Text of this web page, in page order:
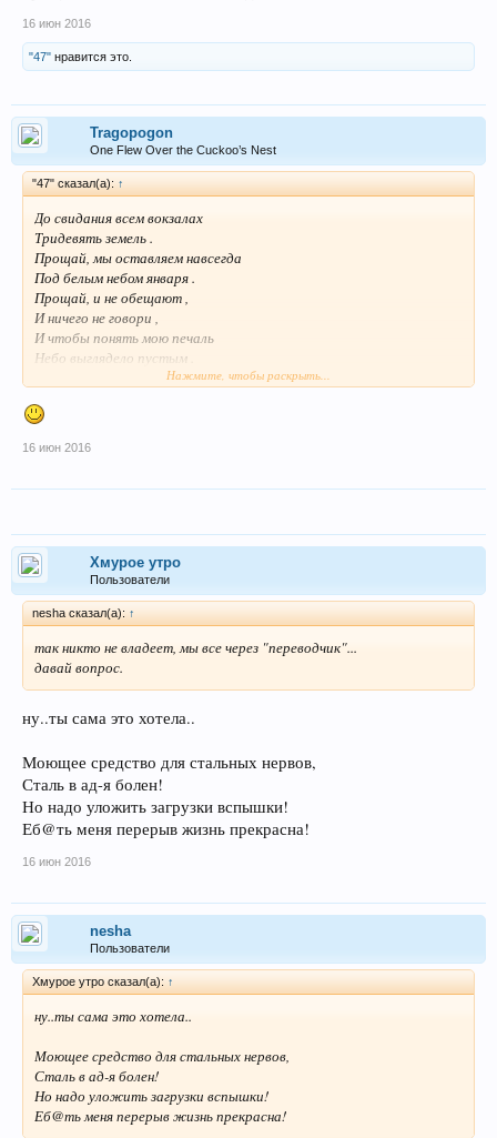
16 июн 2016
"47" нравится это.
Tragopogon
One Flew Over the Cuckoo’s Nest
"47" сказал(а): ↑
До свидания всем вокзалах
Тридевять земель .
Прощай, мы оставляем навсегда
Под белым небом января .
Прощай, и не обещают ,
И ничего не говори ,
И чтобы понять мою печаль
Небо выглядело пустым .
Вы помните , дрейфующих по небу
Но сейчас для меня ясно ,
Нажмите, чтобы раскрыть...
16 июн 2016
Хмурое утро
Пользователи
nesha сказал(а): ↑
так никто не владеет, мы все через "переводчик"...
давай вопрос.
ну..ты сама это хотела..
Моющее средство для стальных нервов,
Сталь в ад-я болен!
Но надо уложить загрузки вспышки!
Еб@ть меня перерыв жизнь прекрасна!
16 июн 2016
nesha
Пользователи
Хмурое утро сказал(а): ↑
ну..ты сама это хотела..
Моющее средство для стальных нервов,
Сталь в ад-я болен!
Но надо уложить загрузки вспышки!
Еб@ть меня перерыв жизнь прекрасна!